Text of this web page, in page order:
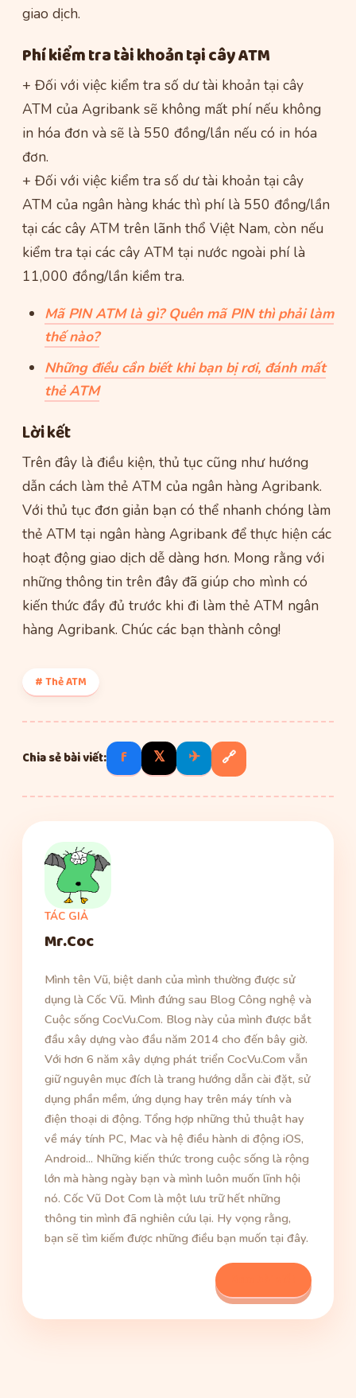
giao dịch.
Phí kiểm tra tài khoản tại cây ATM
+ Đối với việc kiểm tra số dư tài khoản tại cây
ATM của Agribank sẽ không mất phí nếu không
in hóa đơn và sẽ là 550 đồng/lần nếu có in hóa
đơn.
+ Đối với việc kiểm tra số dư tài khoản tại cây
ATM của ngân hàng khác thì phí là 550 đồng/lần
tại các cây ATM trên lãnh thổ Việt Nam, còn nếu
kiểm tra tại các cây ATM tại nước ngoài phí là
11,000 đồng/lần kiềm tra.
Mã PIN ATM là gì? Quên mã PIN thì phải làm
thế nào?
Những điều cần biết khi bạn bị rơi, đánh mất
thẻ ATM
Lời kết
Trên đây là điều kiện, thủ tục cũng như hướng
dẫn cách làm thẻ ATM của ngân hàng Agribank.
Với thủ tục đơn giản bạn có thể nhanh chóng làm
thẻ ATM tại ngân hàng Agribank để thực hiện các
hoạt động giao dịch dễ dàng hơn. Mong rằng với
những thông tin trên đây đã giúp cho mình có
kiến thức đầy đủ trước khi đi làm thẻ ATM ngân
hàng Agribank. Chúc các bạn thành công!
# Thẻ ATM
Chia sẻ bài viết: f 𝕏 ✈ 🔗
TÁC GIẢ
Mr.Coc
Mình tên Vũ, biệt danh của mình thường được sử
dụng là Cốc Vũ. Mình đứng sau Blog Công nghệ và
Cuộc sống CocVu.Com. Blog này của mình được bắt
đầu xây dựng vào đầu năm 2014 cho đến bây giờ.
Với hơn 6 năm xây dựng phát triển CocVu.Com vẫn
giữ nguyên mục đích là trang hướng dẫn cài đặt, sử
dụng phần mềm, ứng dụng hay trên máy tính và
điện thoại di động. Tổng hợp những thủ thuật hay
về máy tính PC, Mac và hệ điều hành di động iOS,
Android... Những kiến thức trong cuộc sống là rộng
lớn mà hàng ngày bạn và mình luôn muốn lĩnh hội
nó. Cốc Vũ Dot Com là một lưu trữ hết những
thông tin mình đã nghiên cứu lại. Hy vọng rằng,
bạn sẽ tìm kiếm được những điều bạn muốn tại đây.